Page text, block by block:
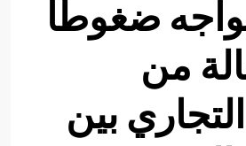
ضغوطًا
من
بين